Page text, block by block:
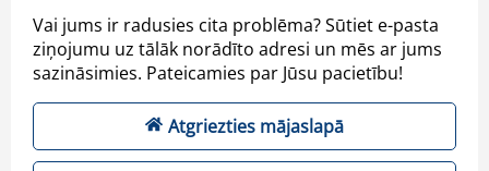
Vai jums ir radusies cita problēma? Sūtiet e-pasta
ziņojumu uz tālāk norādīto adresi un mēs ar jums
sazināsimies. Pateicamies par Jūsu pacietību!
Atgriezties mājaslapā